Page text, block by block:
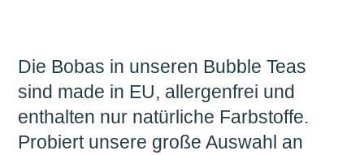
Die Bobas in unseren Bubble Teas
sind made in EU, allergenfrei und
enthalten nur natürliche Farbstoffe.
Probiert unsere große Auswahl an